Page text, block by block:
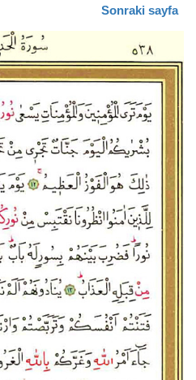
Sonraki sayfa